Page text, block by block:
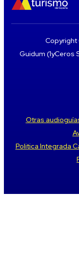
Copyright
Guidum (1yCeros
Otras
Politica Integrada